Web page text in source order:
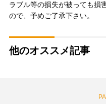
ラブル等の損失が被っても損
ので、予めご了承下さい。
他のオススメ記事